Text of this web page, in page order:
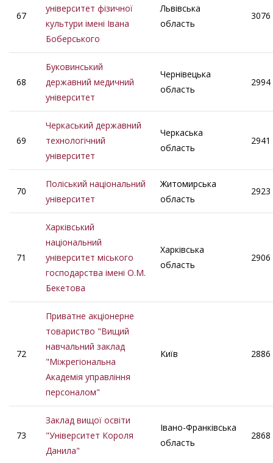
67
університет фізичної
культури імені Івана
Боберського
Львівська
область
3076
68
Буковинський
державний медичний
університет
Чернівецька
область
2994
69
Черкаський державний
технологічний
університет
Черкаська
область
2941
70
Поліський національний
університет
Житомирська
область
2923
71
Харківський
національний
університет міського
господарства імені О.М.
Бекетова
Харківська
область
2906
72
Приватне акціонерне
товариство "Вищий
навчальний заклад
"Міжрегіональна
Академія управління
персоналом"
Київ 2886
73
Заклад вищої освіти
"Університет Короля
Данила"
Івано-Франківська
область
2868